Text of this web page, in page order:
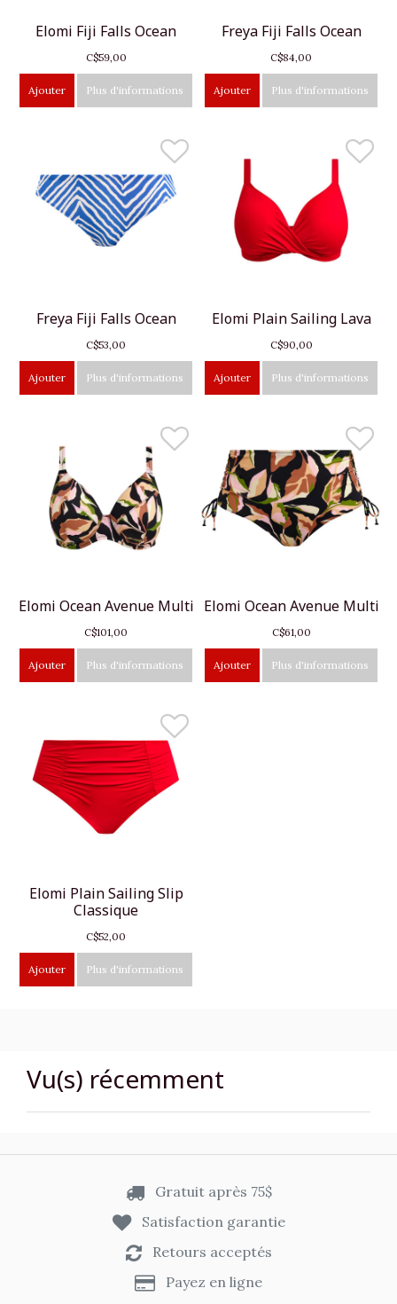
Elomi Fiji Falls Ocean
C$59,00
Ajouter Plus d'informations
Freya Fiji Falls Ocean
C$84,00
Ajouter Plus d'informations
Freya Fiji Falls Ocean
C$53,00
Ajouter Plus d'informations
Elomi Plain Sailing Lava
C$90,00
Ajouter Plus d'informations
Elomi Ocean Avenue Multi
C$101,00
Ajouter Plus d'informations
Elomi Ocean Avenue Multi
C$61,00
Ajouter Plus d'informations
Elomi Plain Sailing Slip
Classique
C$52,00
Ajouter Plus d'informations
Vu(s) récemment
Gratuit après 75$
Satisfaction garantie
Retours acceptés
Payez en ligne